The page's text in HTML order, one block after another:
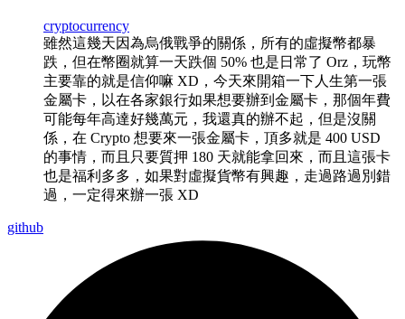
cryptocurrency
雖然這幾天因為烏俄戰爭的關係，所有的虛擬幣都暴
跌，但在幣圈就算一天跌個 50% 也是日常了 Orz，玩幣
主要靠的就是信仰嘛 XD，今天來開箱一下人生第一張
金屬卡，以在各家銀行如果想要辦到金屬卡，那個年費
可能每年高達好幾萬元，我還真的辦不起，但是沒關
係，在 Crypto 想要來一張金屬卡，頂多就是 400 USD
的事情，而且只要質押 180 天就能拿回來，而且這張卡
也是福利多多，如果對虛擬貨幣有興趣，走過路過別錯
過，一定得來辦一張 XD
github